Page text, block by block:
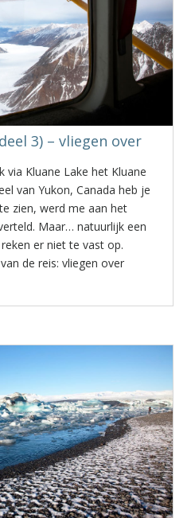
3) – vliegen over
via Kluane Lake het Kluane
van Yukon, Canada heb je
zien, werd me aan het
Maar… natuurlijk een
er niet te vast op.
de reis: vliegen over